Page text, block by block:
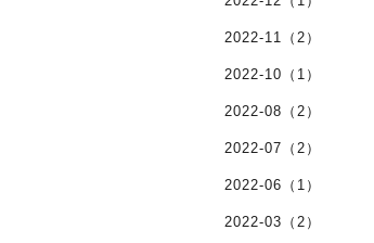
2022-11（2）
2022-10（1）
2022-08（2）
2022-07（2）
2022-06（1）
2022-03（2）